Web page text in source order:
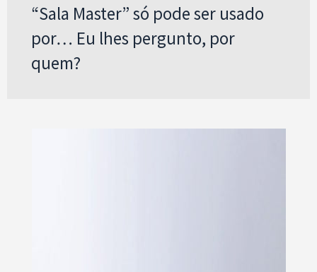
“Sala Master” só pode ser usado
por… Eu lhes pergunto, por
quem?